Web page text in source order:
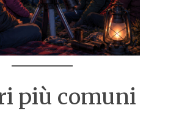
più comuni